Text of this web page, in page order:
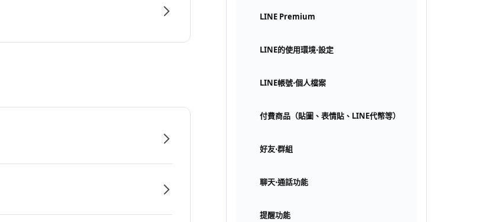
LINE Premium
LINE的使用環境⋅設定
LINE帳號⋅個人檔案
付費商品（貼圖、表情貼、LINE代幣等）
好友⋅群組
聊天⋅通話功能
提醒功能